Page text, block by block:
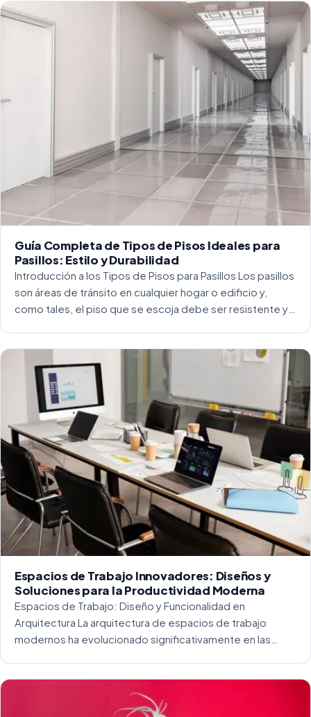
Guía Completa de Tipos de Pisos Ideales para
Pasillos: Estilo y Durabilidad
Introducción a los Tipos de Pisos para Pasillos Los pasillos
son áreas de tránsito en cualquier hogar o edificio y,
como tales, el piso que se escoja debe ser resistente y
Espacios de Trabajo Innovadores: Diseños y
Soluciones para la Productividad Moderna
Espacios de Trabajo: Diseño y Funcionalidad en
Arquitectura La arquitectura de espacios de trabajo
modernos ha evolucionado significativamente en las